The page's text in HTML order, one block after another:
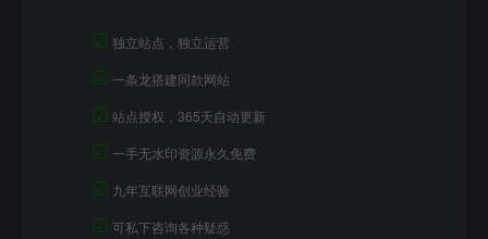
☑ 独立站点，独立运营
☑ 一条龙搭建同款网站
☑ 站点授权，365天自动更新
☑ 一手无水印资源永久免费
☑ 九年互联网创业经验
☑ 可私下咨询各种疑惑